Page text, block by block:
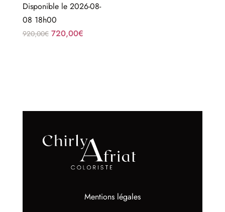
Disponible le 2026-08-
08 18h00
920,00€ Le
720,00€Le
Mentions légales